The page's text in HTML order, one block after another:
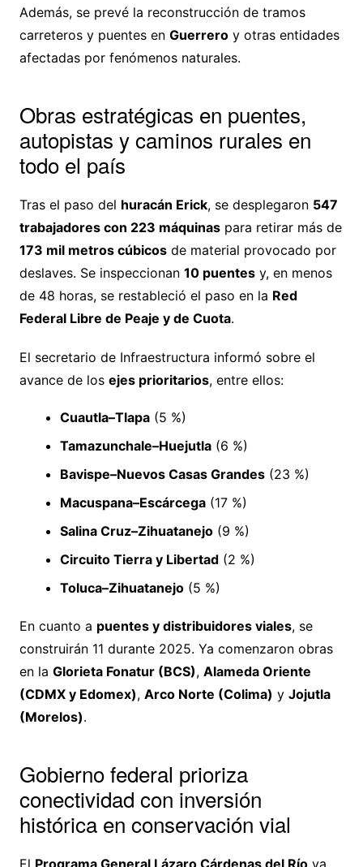
Además, se prevé la reconstrucción de tramos
carreteros y puentes en Guerreroy otras entidades
afectadas por fenómenos naturales.
Obras estratégicas en puentes,
autopistas y caminos rurales en
todo el país
Tras el paso del huracán Erick, se desplegaron 547
trabajadores con 223 máquinaspara retirar más de
173 mil metros cúbicosde material provocado por
deslaves. Se inspeccionan 10 puentesy, en menos
de 48 horas, se restableció el paso en la Red
Federal Libre de Peaje y de Cuota.
El secretario de Infraestructura informó sobre el
avance de los ejes prioritarios, entre ellos:
Cuautla–Tlapa(5 %)
Tamazunchale–Huejutla(6 %)
Bavispe–Nuevos Casas Grandes(23 %)
Macuspana–Escárcega(17 %)
Salina Cruz–Zihuatanejo(9 %)
Circuito Tierra y Libertad(2 %)
Toluca–Zihuatanejo(5 %)
En cuanto a puentes y distribuidores viales, se
construirán 11 durante 2025. Ya comenzaron obras
en la Glorieta Fonatur (BCS), Alameda Oriente
(CDMX y Edomex), Arco Norte (Colima) y Jojutla
(Morelos).
Gobierno federal prioriza
conectividad con inversión
histórica en conservación vial